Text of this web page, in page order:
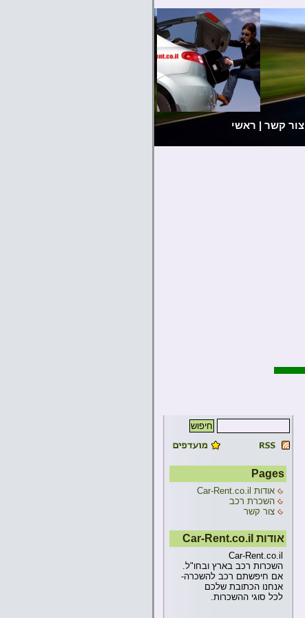
ראשי צור קשר |
Pages
אודות Car-Rent.co.il
השכרת רכב
צור קשר
אודות Car-Rent.co.il
Car-Rent.co.il
השכרות רכב בארץ ובחו"ל.
אם חיפשתם רכב להשכרה-
אנחנו הכתובת שלכם
לכל סוגי ההשכרות.